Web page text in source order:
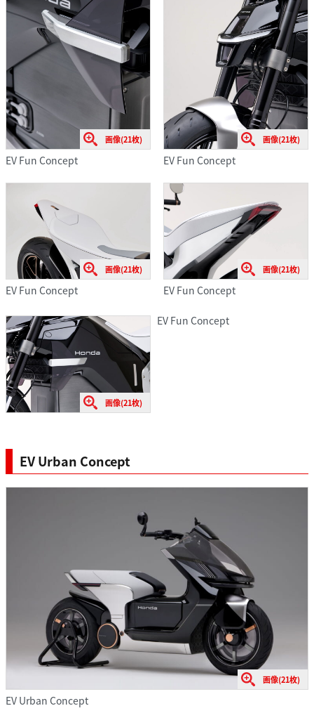
画像(21枚)
EV Fun Concept
画像(21枚)
EV Fun Concept
画像(21枚)
EV Fun Concept
画像(21枚)
EV Fun Concept
画像(21枚)
EV Fun Concept
EV Urban Concept
画像(21枚)
EV Urban Concept